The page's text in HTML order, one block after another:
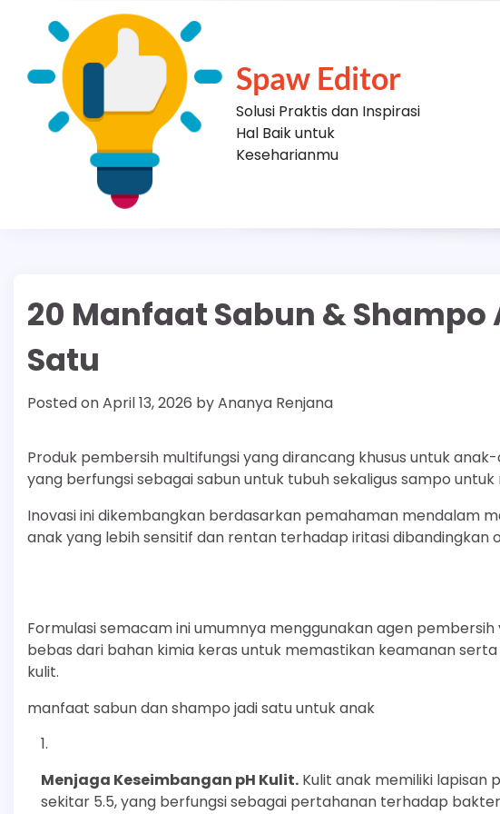
Spaw Editor
Solusi Praktis dan Inspirasi
Hal Baik untuk
Keseharianmu
20 Manfaat Sabun &
Satu
Posted onApril 13, 2026 byAnanya Renjana
Produk pembersih multifungsi yang dirancang khusus untuk
yang berfungsi sebagai sabun untuk tubuh sekaligus sampo
Inovasi ini dikembangkan berdasarkan pemahaman mendalam
anak yang lebih sensitif dan rentan terhadap iritasi dibandingkan
Formulasi semacam ini umumnya menggunakan agen
bebas dari bahan kimia keras untuk memastikan keamanan
kulit.
manfaat sabun dan shampo jadi satu untuk anak
Menjaga Keseimbangan pH Kulit. Kulit anak memiliki lapisan
sekitar 5.5, yang berfungsi sebagai pertahanan terhadap